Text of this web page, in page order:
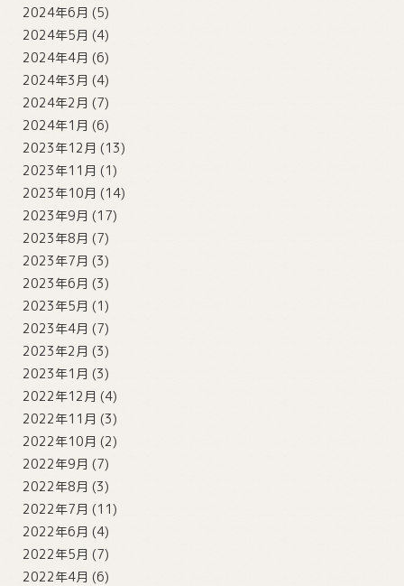
2024年6月 (5)
2024年5月 (4)
2024年4月 (6)
2024年3月 (4)
2024年2月 (7)
2024年1月 (6)
2023年12月 (13)
2023年11月 (1)
2023年10月 (14)
2023年9月 (17)
2023年8月 (7)
2023年7月 (3)
2023年6月 (3)
2023年5月 (1)
2023年4月 (7)
2023年2月 (3)
2023年1月 (3)
2022年12月 (4)
2022年11月 (3)
2022年10月 (2)
2022年9月 (7)
2022年8月 (3)
2022年7月 (11)
2022年6月 (4)
2022年5月 (7)
2022年4月 (6)